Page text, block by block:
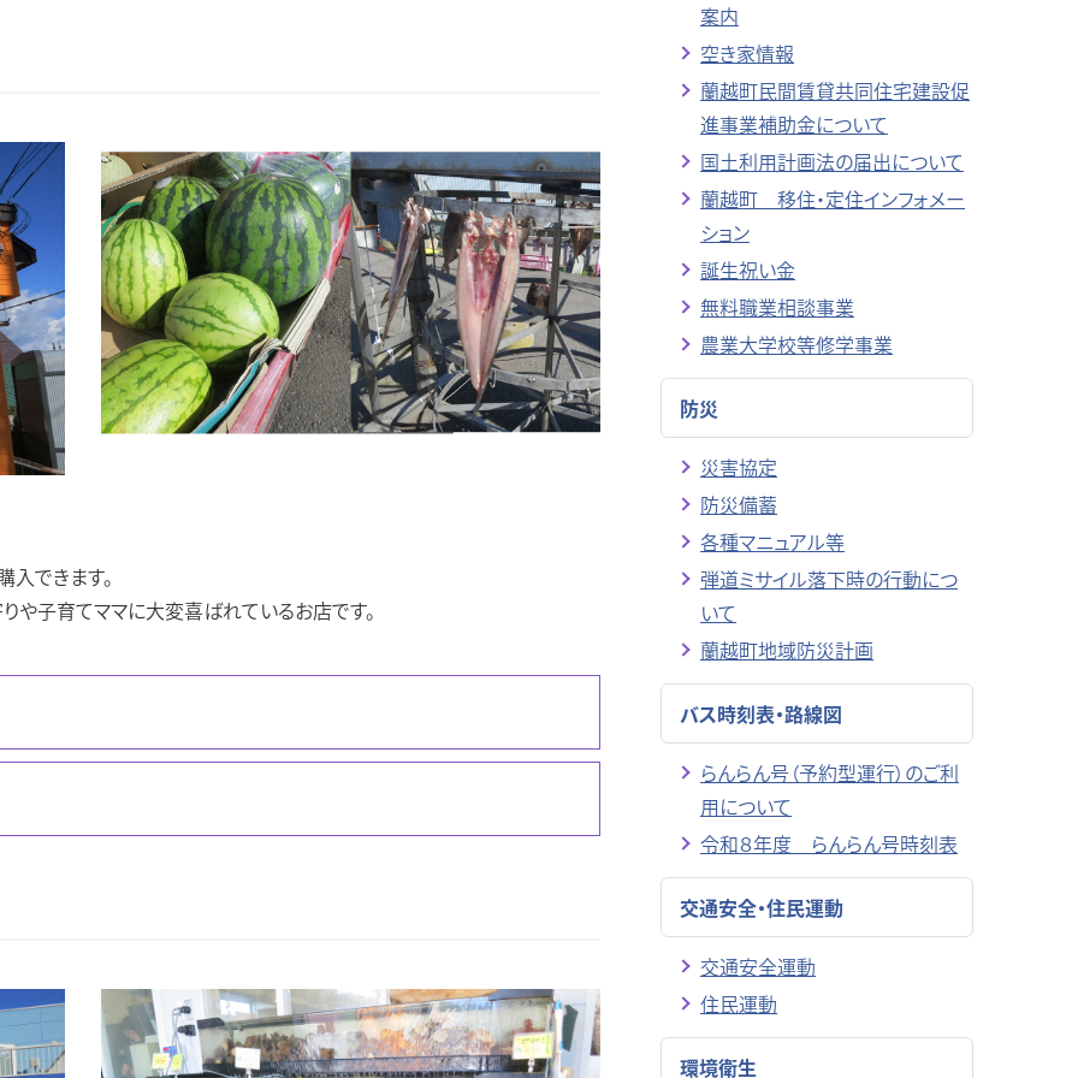
できます。
や子育てママに大変喜ばれているお店です。
案内
空き家情報
蘭越町民間賃貸共同住宅建設促
進事業補助金について
国土利用計画法の届出について
蘭越町 移住・定住インフォメー
ション
誕生祝い金
無料職業相談事業
農業大学校等修学事業
防災
災害協定
防災備蓄
各種マニュアル等
弾道ミサイル落下時の行動につ
いて
蘭越町地域防災計画
バス時刻表・路線図
らんらん号（予約型運行）のご利
用について
令和８年度 らんらん号時刻表
交通安全・住民運動
交通安全運動
住民運動
環境衛生